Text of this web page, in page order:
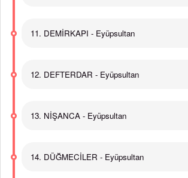
11. DEMİRKAPI - Eyüpsultan
12. DEFTERDAR - Eyüpsultan
13. NİŞANCA - Eyüpsultan
14. DÜĞMECİLER - Eyüpsultan